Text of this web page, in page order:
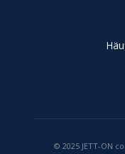
© 2025 JETT-ON